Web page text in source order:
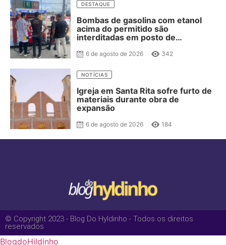
DESTAQUE
Bombas de gasolina com etanol
acima do permitido são
interditadas em posto de
6 de agosto de 2026 342
NOTÍCIAS
Igreja em Santa Rita sofre furto de
materiais durante obra de
expansão
6 de agosto de 2026 184
© Copyright 2023 - Blog Do Hyldinho - Todos os direitos
reservados
BlogdoHildinho